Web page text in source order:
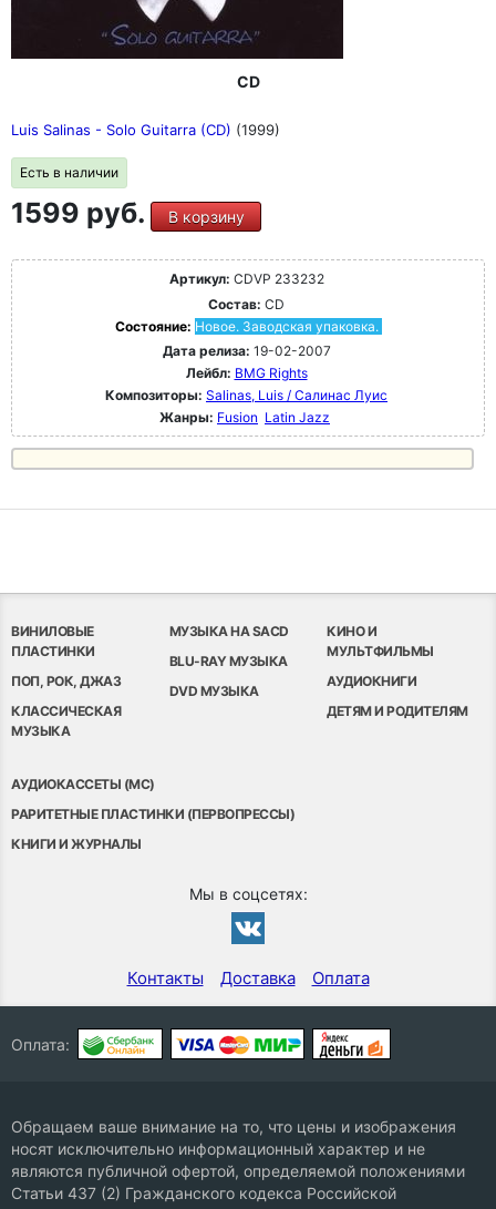
CD
Luis Salinas - Solo Guitarra (CD) (1999)
Есть в наличии
1599 руб. В корзину
Артикул: CDVP 233232
Состав: CD
Состояние: Новое. Заводская упаковка.
Дата релиза: 19-02-2007
Лейбл: BMG Rights
Композиторы: Salinas, Luis / Салинас Луис
Жанры: Fusion Latin Jazz
ВИНИЛОВЫЕ
ПЛАСТИНКИ
ПОП, РОК, ДЖАЗ
КЛАССИЧЕСКАЯ
МУЗЫКА
МУЗЫКА НА SACD
BLU-RAY МУЗЫКА
DVD МУЗЫКА
КИНО И
МУЛЬТФИЛЬМЫ
АУДИОКНИГИ
ДЕТЯМ И РОДИТЕЛЯМ
АУДИОКАССЕТЫ (MC)
РАРИТЕТНЫЕ ПЛАСТИНКИ (ПЕРВОПРЕССЫ)
КНИГИ И ЖУРНАЛЫ
Мы в соцсетях:
Контакты Доставка Оплата
Оплата:
Обращаем ваше внимание на то, что цены и изображения
носят исключительно информационный характер и не
являются публичной офертой, определяемой положениями
Статьи 437 (2) Гражданского кодекса Российской